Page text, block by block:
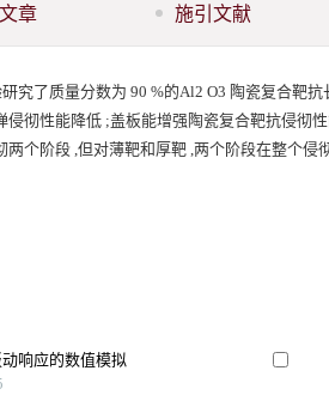
章
施引文献
研究了质量分数为 90 %的Al2 O3 陶瓷复合靶
彻性能降低 ;盖板能增强陶瓷复合靶抗侵彻
个阶段 ,但对薄靶和厚靶 ,两个阶段在整个侵
响应的数值模拟